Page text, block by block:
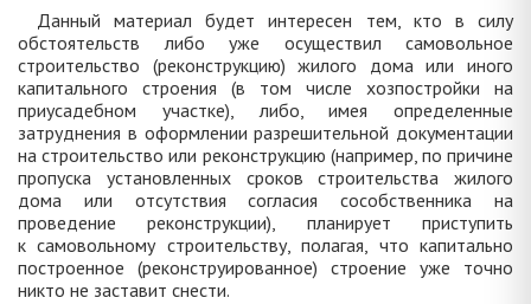
Данный материал будет интересен тем, кто в силу
обстоятельств либо уже осуществил самовольное
строительство (реконструкцию) жилого дома или иного
капитального строения (в том числе хозпостройки на
приусадебном участке), либо, имея определенные
затруднения в оформлении разрешительной документации
на строительство или реконструкцию (например, по причине
пропуска установленных сроков строительства жилого
дома или отсутствия согласия сособственника на
проведение реконструкции), планирует приступить
к самовольному строительству, полагая, что капитально
построенное (реконструированное) строение уже точно
никто не заставит снести.